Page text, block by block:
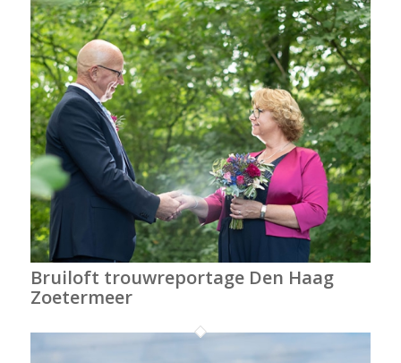
Bruiloft trouwreportage Den Haag
Zoetermeer